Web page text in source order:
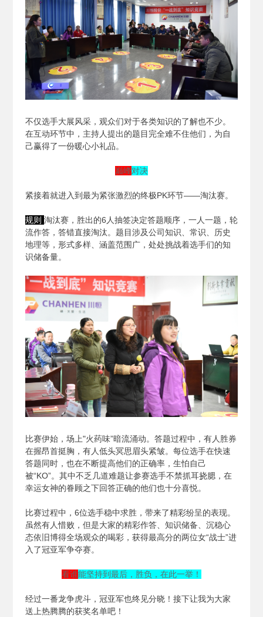
不仅选手大展风采，观众们对于各类知识的了解也不少。
在互动环节中，主持人提出的题目完全难不住他们，为自
己赢得了一份暖心小礼品。
巅峰对决
紧接着就进入到最为紧张激烈的终极PK环节——淘汰赛。
规则 淘汰赛，胜出的6人抽签决定答题顺序，一人一题，轮
流作答，答错直接淘汰。题目涉及公司知识、常识、历史
地理等，形式多样、涵盖范围广，处处挑战着选手们的知
识储备量。
比赛伊始，场上"火药味”暗流涌动。答题过程中，有人胜券
在握昂首挺胸，有人低头冥思眉头紧皱。每位选手在快速
答题同时，也在不断提高他们的正确率，生怕自己
被“KO”。其中不乏几道难题让参赛选手不禁抓耳挠腮，在
幸运女神的眷顾之下回答正确的他们也十分喜悦。
比赛过程中，6位选手稳中求胜，带来了精彩纷呈的表现。
虽然有人惜败，但是大家的精彩作答、知识储备、沉稳心
态依旧博得全场观众的喝彩，获得最高分的两位女“战士”进
入了冠亚军争夺赛。
看谁能坚持到最后，胜负，在此一举！
经过一番龙争虎斗，冠亚军也终见分晓！接下让我为大家
送上热腾腾的获奖名单吧！